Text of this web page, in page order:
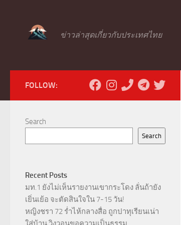
ข่าวล่าสุดเกี่ยวกับประเทศไทย
FOLLOW:
Search
Search
Recent Posts
มท.1 ยังไม่เห็นรายงานเขากระโดง ลั่นถ้ายัง
เยิ่นเย้อ จะตัดสินใจใน 7-15 วัน!
หญิงชรา 72 ร่ำไห้กลางสื่อ ถูกปาทุเรียนเน่า